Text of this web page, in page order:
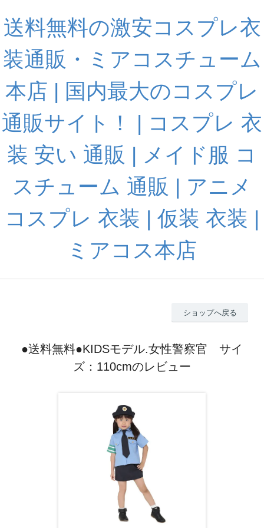
送料無料の激安コスプレ衣
装通販・ミアコスチューム
本店 | 国内最大のコスプレ
通販サイト！ | コスプレ 衣
装 安い 通販 | メイド服 コ
スチューム 通販 | アニメ
コスプレ 衣装 | 仮装 衣装 |
ミアコス本店
ショップへ戻る
●送料無料●KIDSモデル.女性警察官 サイ
ズ：110cmのレビュー